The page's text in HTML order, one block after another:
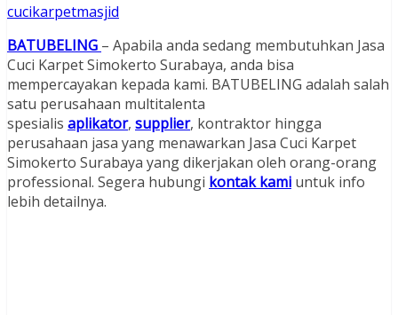
cucikarpetmasjid
BATUBELING – Apabila anda sedang membutuhkan Jasa
Cuci Karpet Simokerto Surabaya, anda bisa
mempercayakan kepada kami. BATUBELING adalah salah
satu perusahaan multitalenta
spesialis aplikator, supplier, kontraktor hingga
perusahaan jasa yang menawarkan Jasa Cuci Karpet
Simokerto Surabaya yang dikerjakan oleh orang-orang
professional. Segera hubungi kontak kami untuk info
lebih detailnya.